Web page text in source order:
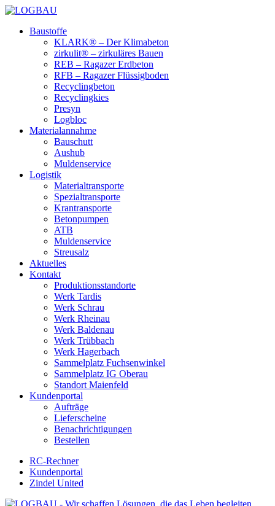
Baustoffe
KLARK® – Der Klimabeton
zirkulit® – zirkuläres Bauen
REB – Ragazer Erdbeton
RFB – Ragazer Flüssigboden
Recyclingbeton
Recyclingkies
Presyn
Logbloc
Materialannahme
Bauschutt
Aushub
Muldenservice
Logistik
Materialtransporte
Spezialtransporte
Krantransporte
Betonpumpen
ATB
Muldenservice
Streusalz
Aktuelles
Kontakt
Produktionsstandorte
Werk Tardis
Werk Schrau
Werk Rheinau
Werk Baldenau
Werk Trübbach
Werk Hagerbach
Sammelplatz Fuchsenwinkel
Sammelplatz IG Oberau
Standort Maienfeld
Kundenportal
Aufträge
Lieferscheine
Benachrichtigungen
Bestellen
RC-Rechner
Kundenportal
Zindel United